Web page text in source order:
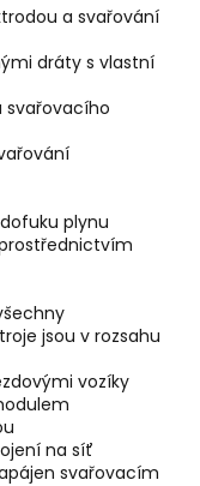
a svařování
dráty s vlastní
svařovacího
plynu
jsou v rozsahu
vozíky
na síť
svařovacím